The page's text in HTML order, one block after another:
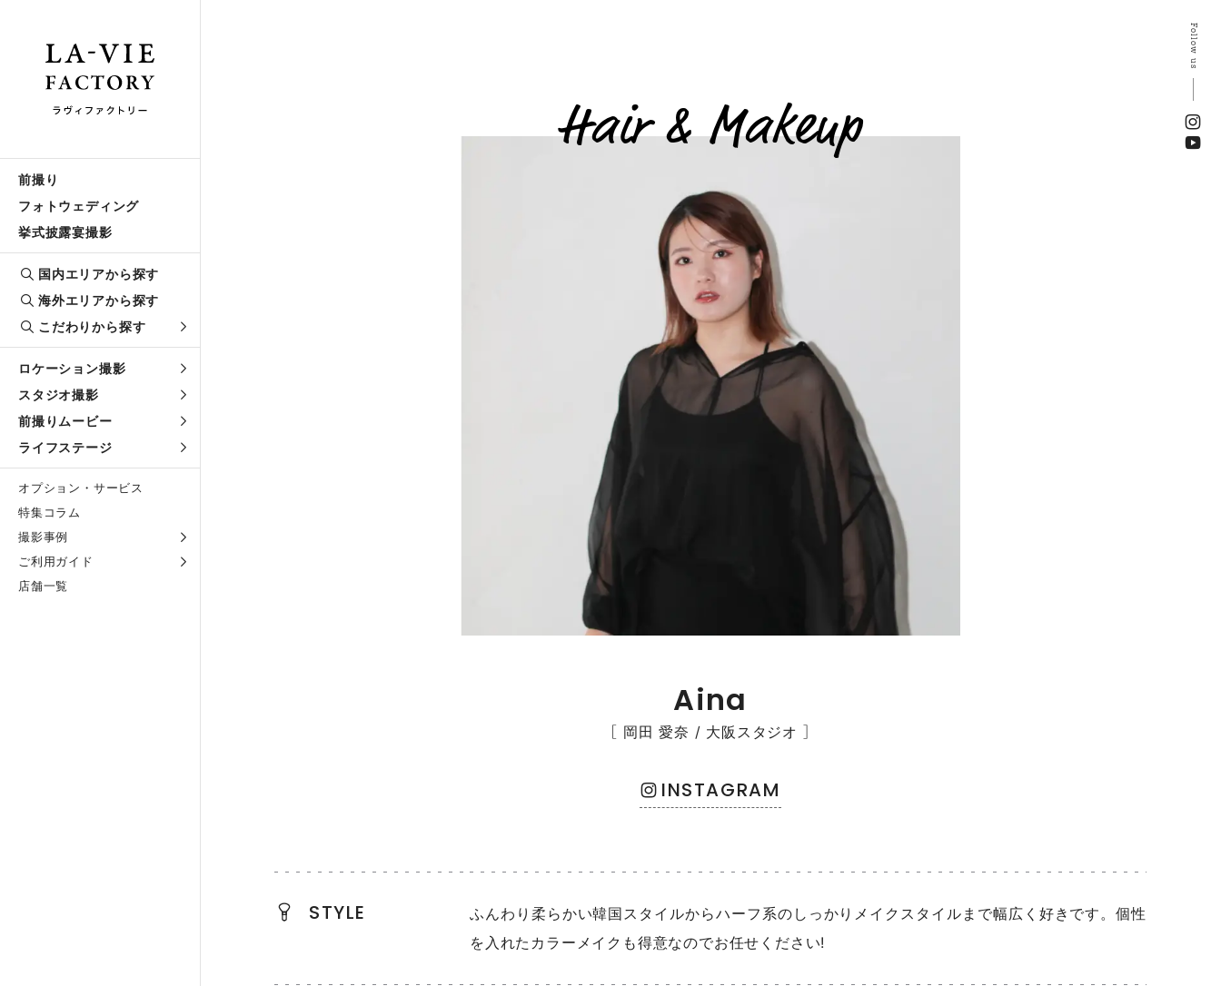
前撮り
フォトウェディング
挙式披露宴撮影
国内エリアから探す
海外エリアから探す
こだわりから探す
ロケーション撮影
スタジオ撮影
前撮りムービー
ライフステージ
オプション・サービス
特集コラム
撮影事例
ご利用ガイド
店舗一覧
Hair & Makeup
Aina
［ 岡田 愛奈 / 大阪スタジオ ］
INSTAGRAM
STYLE
ふんわり柔らかい韓国スタイルからハーフ系のしっかりメイクスタイルまで幅広く好きです。個性
を入れたカラーメイクも得意なのでお任せください!
Follow us